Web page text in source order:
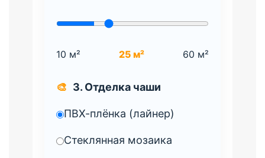
10 м² 25 м² 60 м²
🎨 3. Отделка чаши
ПВХ-плёнка (лайнер)
Стеклянная мозаика